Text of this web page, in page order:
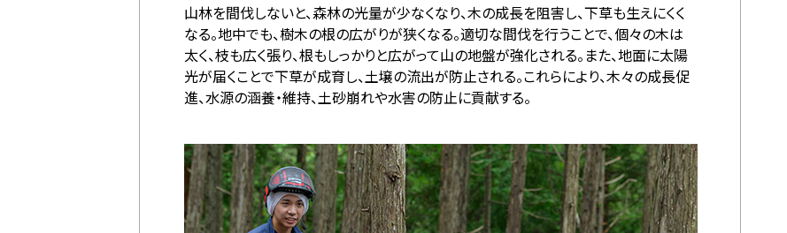
山林を間伐しないと、森林の光量が少なくなり、木の成長を阻害し、下草も生えにくく
なる。地中でも、樹木の根の広がりが狭くなる。適切な間伐を行うことで、個々の木は
太く、枝も広く張り、根もしっかりと広がって山の地盤が強化される。また、地面に太陽
光が届くことで下草が成育し、土壌の流出が防止される。これらにより、木々の成長促
進、水源の涵養・維持、土砂崩れや水害の防止に貢献する。